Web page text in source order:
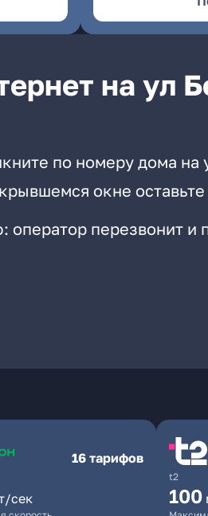
на ул
по номеру дома на
окне
оператор перезвонит и
16 тарифов
сек
t2
100